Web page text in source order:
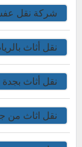
شركة نقل
نقل أثاث
نقل أثاث بجدة
نقل اثاث من